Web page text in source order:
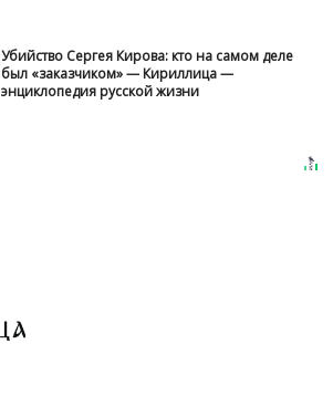
Убийство Сергея Кирова: кто на самом деле
был «заказчиком» — Кириллица —
энциклопедия русской жизни